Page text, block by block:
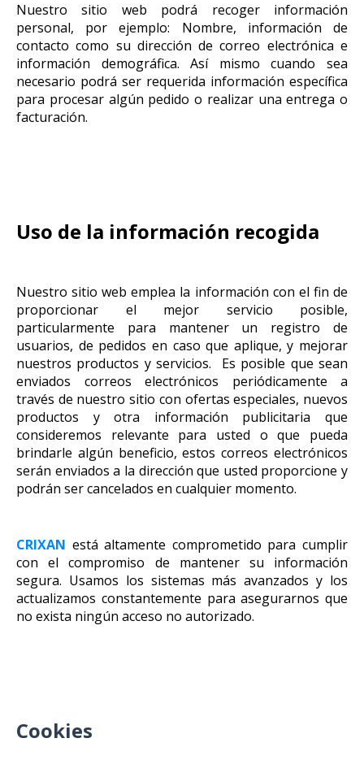
Nuestro sitio web podrá recoger información
personal, por ejemplo: Nombre, información de
contacto como su dirección de correo electrónica e
información demográfica. Así mismo cuando sea
necesario podrá ser requerida información específica
para procesar algún pedido o realizar una entrega o
facturación.
Uso de la información recogida
Nuestro sitio web emplea la información con el fin de
proporcionar el mejor servicio posible,
particularmente para mantener un registro de
usuarios, de pedidos en caso que aplique, y mejorar
nuestros productos y servicios. Es posible que sean
enviados correos electrónicos periódicamente a
través de nuestro sitio con ofertas especiales, nuevos
productos y otra información publicitaria que
consideremos relevante para usted o que pueda
brindarle algún beneficio, estos correos electrónicos
serán enviados a la dirección que usted proporcione y
podrán ser cancelados en cualquier momento.
CRIXAN está altamente comprometido para cumplir
con el compromiso de mantener su información
segura. Usamos los sistemas más avanzados y los
actualizamos constantemente para asegurarnos que
no exista ningún acceso no autorizado.
Cookies